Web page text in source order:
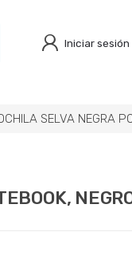
Iniciar sesión
SELVA NEGRA